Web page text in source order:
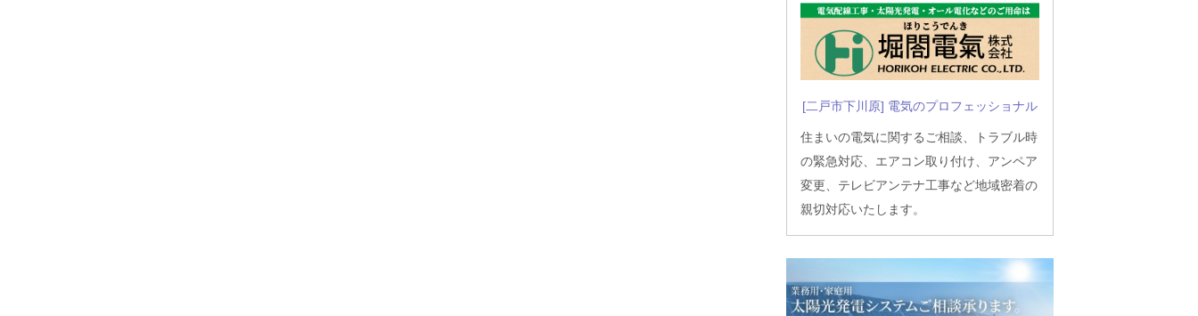
[二戸市下川原] 電気のプロフェッショナル
住まいの電気に関するご相談、トラブル時
の緊急対応、エアコン取り付け、アンペア
変更、テレビアンテナ工事など地域密着の
親切対応いたします。